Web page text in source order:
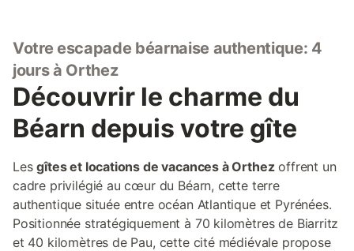
Votre escapade béarnaise authentique: 4
jours à Orthez
Découvrir le charme du
Béarn depuis votre gîte
Lesgîtes et locations de vacances à Orthezoffrent un
cadre privilégié au cœur du Béarn, cette terre
authentique située entre océan Atlantique et Pyrénées.
Positionnée stratégiquement à 70 kilomètres de Biarritz
et 40 kilomètres de Pau, cette cité médiévale propose